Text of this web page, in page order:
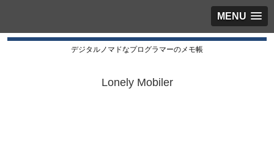
MENU
デジタルノマドなプログラマーのメモ帳
Lonely Mobiler